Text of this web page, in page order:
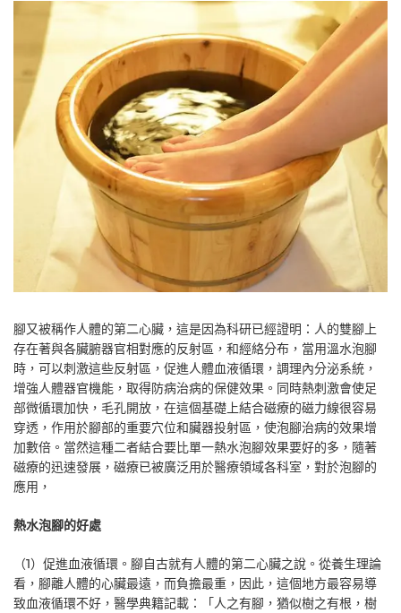
腳又被稱作人體的第二心臟，這是因為科研已經證明：人的雙腳上
存在著與各臟腑器官相對應的反射區，和經絡分布，當用溫水泡腳
時，可以刺激這些反射區，促進人體血液循環，調理內分泌系統，
增強人體器官機能，取得防病治病的保健效果。同時熱刺激會使足
部微循環加快，毛孔開放，在這個基礎上結合磁療的磁力線很容易
穿透，作用於腳部的重要穴位和臟器投射區，使泡腳治病的效果增
加數倍。當然這種二者結合要比單一熱水泡腳效果要好的多，隨著
磁療的迅速發展，磁療已被廣泛用於醫療領域各科室，對於泡腳的
應用，
熱水泡腳的好處
（1）促進血液循環。腳自古就有人體的第二心臟之說。從養生理論
看，腳離人體的心臟最遠，而負擔最重，因此，這個地方最容易導
致血液循環不好，醫學典籍記載：「人之有腳，猶似樹之有根，樹